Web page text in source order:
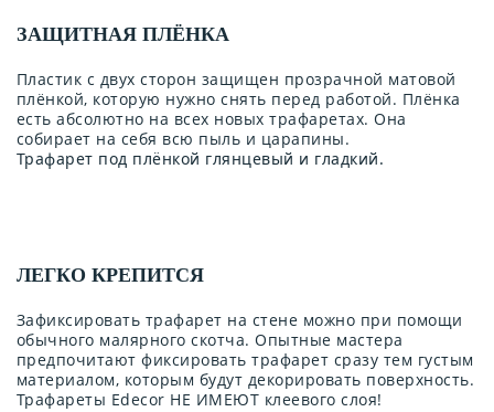
ЗАЩИТНАЯ ПЛЁНКА
Пластик с двух сторон защищен прозрачной матовой
плёнкой, которую нужно снять перед работой. Плёнка
есть абсолютно на всех новых трафаретах. Она
собирает на себя всю пыль и царапины.
Трафарет под плёнкой глянцевый и гладкий.
ЛЕГКО КРЕПИТСЯ
Зафиксировать трафарет на стене можно при помощи
обычного малярного скотча. Опытные мастера
предпочитают фиксировать трафарет сразу тем густым
материалом, которым будут декорировать поверхность.
Трафареты Edecor НЕ ИМЕЮТ клеевого слоя!